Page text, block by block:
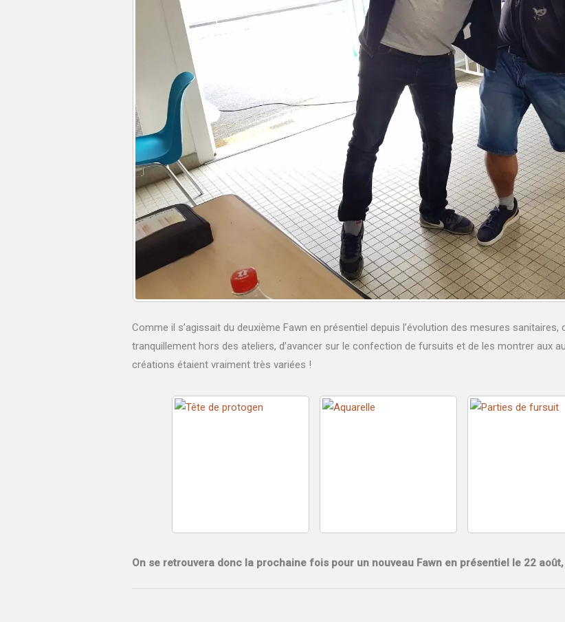
Comme il s’agissait du deuxième Fawn en présentiel depuis l’évolution des mesures
tranquillement hors des ateliers, d’avancer sur le confection de fursuits et de les montrer aux
créations étaient vraiment très variées !
On se retrouvera donc la prochaine fois pour un nouveau Fawn en présentiel le 22